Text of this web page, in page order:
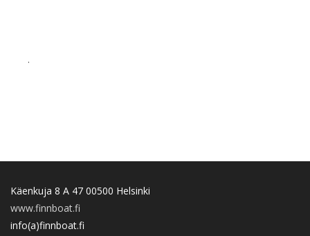
.
Käenkuja 8 A 47 00500 Helsinki
www.finnboat.fi
info(a)finnboat.fi